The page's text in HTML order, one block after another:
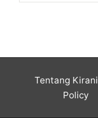
Tentang Kirani
Policy